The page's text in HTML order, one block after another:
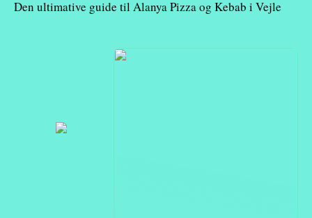
Den ultimative guide til Alanya Pizza og Kebab i Vejle